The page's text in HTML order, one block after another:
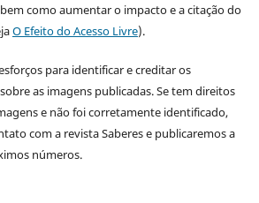
como aumentar o impacto e a citação do
O Efeito do Acesso Livre).
para identificar e creditar os
as imagens publicadas. Se tem direitos
e não foi corretamente identificado,
com a revista Saberes e publicaremos a
números.